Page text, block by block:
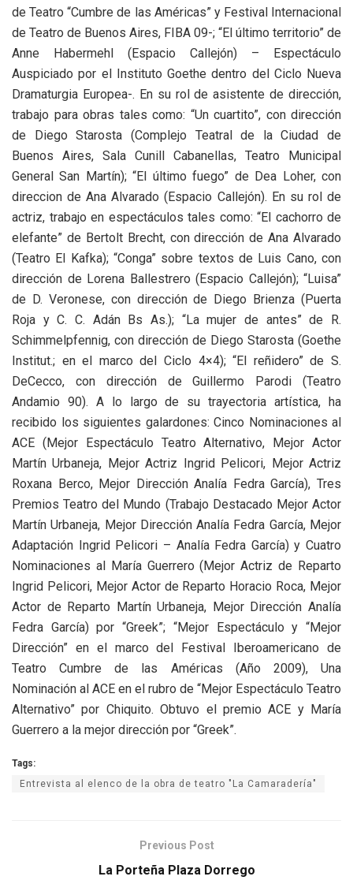
de Teatro “Cumbre de las Américas” y Festival Internacional
de Teatro de Buenos Aires, FIBA 09-; “El último territorio” de
Anne Habermehl (Espacio Callejón) – Espectáculo
Auspiciado por el Instituto Goethe dentro del Ciclo Nueva
Dramaturgia Europea-. En su rol de asistente de dirección,
trabajo para obras tales como: “Un cuartito”, con dirección
de Diego Starosta (Complejo Teatral de la Ciudad de
Buenos Aires, Sala Cunill Cabanellas, Teatro Municipal
General San Martín); “El último fuego” de Dea Loher, con
direccion de Ana Alvarado (Espacio Callejón). En su rol de
actriz, trabajo en espectáculos tales como: “El cachorro de
elefante” de Bertolt Brecht, con dirección de Ana Alvarado
(Teatro El Kafka); “Conga” sobre textos de Luis Cano, con
dirección de Lorena Ballestrero (Espacio Callejón); “Luisa”
de D. Veronese, con dirección de Diego Brienza (Puerta
Roja y C. C. Adán Bs As.); “La mujer de antes” de R.
Schimmelpfennig, con dirección de Diego Starosta (Goethe
Institut.; en el marco del Ciclo 4×4); “El reñidero” de S.
DeCecco, con dirección de Guillermo Parodi (Teatro
Andamio 90). A lo largo de su trayectoria artística, ha
recibido los siguientes galardones: Cinco Nominaciones al
ACE (Mejor Espectáculo Teatro Alternativo, Mejor Actor
Martín Urbaneja, Mejor Actriz Ingrid Pelicori, Mejor Actriz
Roxana Berco, Mejor Dirección Analía Fedra García), Tres
Premios Teatro del Mundo (Trabajo Destacado Mejor Actor
Martín Urbaneja, Mejor Dirección Analía Fedra García, Mejor
Adaptación Ingrid Pelicori – Analía Fedra García) y Cuatro
Nominaciones al María Guerrero (Mejor Actriz de Reparto
Ingrid Pelicori, Mejor Actor de Reparto Horacio Roca, Mejor
Actor de Reparto Martín Urbaneja, Mejor Dirección Analía
Fedra García) por “Greek”; “Mejor Espectáculo y “Mejor
Dirección” en el marco del Festival Iberoamericano de
Teatro Cumbre de las Américas (Año 2009), Una
Nominación al ACE en el rubro de “Mejor Espectáculo Teatro
Alternativo” por Chiquito. Obtuvo el premio ACE y María
Guerrero a la mejor dirección por “Greek”.
Tags:
Entrevista al elenco de la obra de teatro "La Camaradería"
Previous Post
La Porteña Plaza Dorrego